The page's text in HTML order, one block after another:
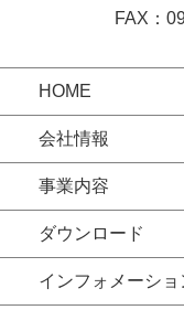
FAX：
HOME
会社情報
事業内容
ダウンロード
インフォメーショ